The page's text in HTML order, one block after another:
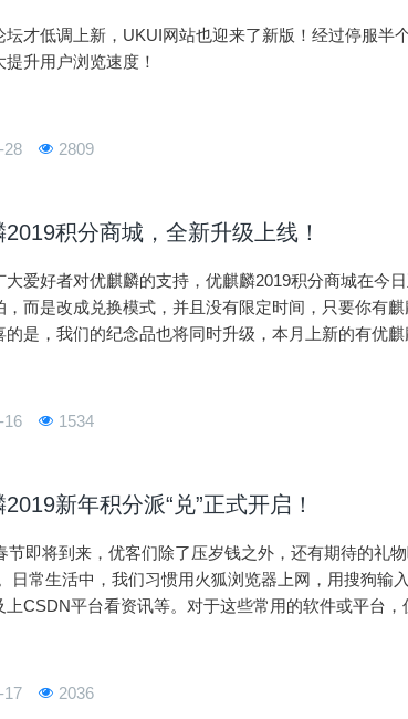
坛才低调上新，UKUI网站也迎来了新版！经过停服半
提升用户浏览速度！
28 2809
积分商城，全新升级上线！
大爱好者对优麒麟的支持，优麒麟2019积分商城在今
，而是改成兑换模式，并且没有限定时间，只要你有
的是，我们的纪念品也将同时升级，本月上新的有优
16 1534
新年积分派“兑”正式开启！
节即将到来，优客们除了压岁钱之外，还有期待的礼
日常生活中，我们习惯用火狐浏览器上网，用搜狗输
上CSDN平台看资讯等。对于这些常用的软件或平台
17
2036